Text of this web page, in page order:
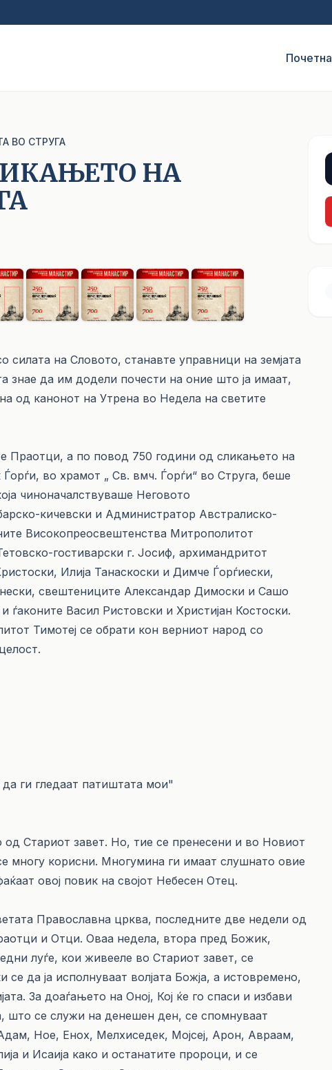
Почетна
ВО СТРУГА
НА
силата на Словото, станавте управници на земјата
знае да им додели почести на оние што ја имаат,
од канонот на Утрена во Недела на светите
Праотци, а по повод 750 години од сликањето на
во храмот „ Св. вмч. Ѓорѓи“ во Струга, беше
чиноначалствуваше Неговото
кичевски и Администратор Австралиско-
Високопреосвештенства Митрополитот
гостиварски г. Јосиф, архимандритот
Илија Танаскоски и Димче Ѓорѓиески,
свештениците Александар Димоски и Сашо
ѓаконите Васил Ристовски и Христијан Костоски.
Тимотеј се обрати кон верниот народ со
ги гледаат патиштата мои"
од Стариот завет. Но, тие се пренесени и во Новиот
многу корисни. Многумина ги имаат слушнато овие
овој повик на својот Небесен Отец.
Православна црква, последните две недели од
и Отци. Оваа недела, втора пред Божик,
луѓе, кои живееле во Стариот завет, се
да ја исполнуваат волјата Божја, а истовремено,
За доаѓањето на Оној, Кој ќе го спаси и избави
што се служи на денешен ден, се спомнуваат
Ное, Енох, Мелхиседек, Мојсеј, Арон, Авраам,
и Исаија како и останатите пророци, и се